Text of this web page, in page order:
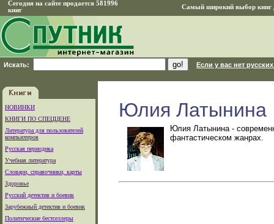
Сегодня на сайте продается 581996
книг
Самый широкий выбор книг
Искать: Если у вас нет
НОВИНКИ
КНИГИ ПО СПЕЦЦЕНЕ
Литература для пользователей
компьютеров
Русская периодика
Учебная литература
Словари, справочники, карты
Здоровье
Русский детектив и боевик
Зарубежный детектив и боевик
Политические бестселлеры
Юлия Латынина
Юлия Латынина -
фантастическом жанpах.